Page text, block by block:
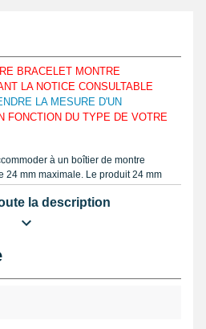
BRACELET MONTRE
LA NOTICE CONSULTABLE
LA MESURE D'UN
FONCTION DU TYPE DE VOTRE
à un boîtier de montre
24 mm maximale. Le produit 24 mm
de mesurer la taille de votre
souhaitez réparer, déterminez la
d'emploi. Le bracelet de montre
silicone.
ôté en commandant un
la description